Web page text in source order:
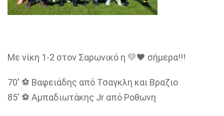
Με νίκη 1-2 στον Σαρωνικό η 💛🖤 σήμερα!!!
70′ ⚽ Βαφειάδης από Τσαγκλη και Βραζιο
85′ ⚽ Αμπαδιωτάκης Jr από Ροθωνη